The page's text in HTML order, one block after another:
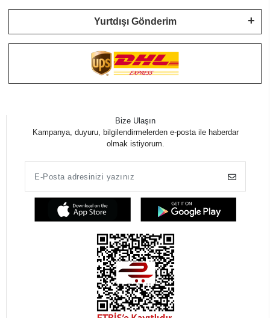
Yurtdışı Gönderim
Bize Ulaşın
Kampanya, duyuru, bilgilendirmelerden e-posta ile haberdar
olmak istiyorum.